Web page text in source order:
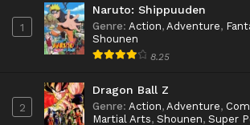
1
Naruto: Shippuuden
Genre: Action, Adventure,
Shounen
8.25
2
Dragon Ball Z
Genre: Action, Adventure,
Martial Arts, Shounen, Super